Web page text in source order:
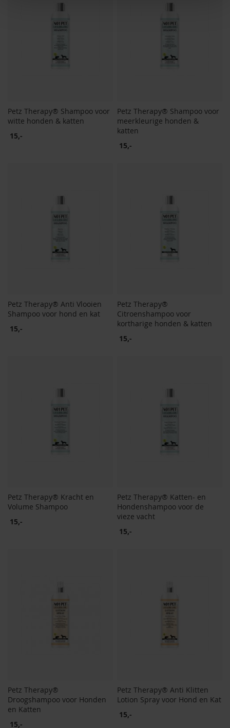
Petz Therapy® Shampoo voor
witte honden & katten
15,-
Petz Therapy® Shampoo voor
meerkleurige honden &
katten
15,-
Petz Therapy® Anti Vlooien
Shampoo voor hond en kat
15,-
Petz Therapy®
Citroenshampoo voor
kortharige honden & katten
15,-
Petz Therapy® Kracht en
Volume Shampoo
15,-
Petz Therapy® Katten- en
Hondenshampoo voor de
vieze vacht
15,-
Petz Therapy®
Droogshampoo voor Honden
en Katten
15,-
Petz Therapy® Anti Klitten
Lotion Spray voor Hond en Kat
15,-